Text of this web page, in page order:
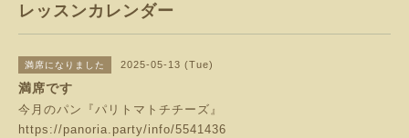
レッスンカレンダー
満席になりました 2025-05-13 (Tue)
満席です
今月のパン『パリトマトチチーズ』
https://panoria.party/info/5541436